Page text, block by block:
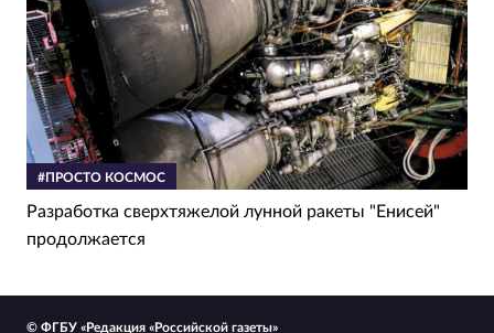
#ПРОСТО КОСМОС
Разработка сверхтяжелой лунной ракеты "Енисей"
продолжается
© ФГБУ «Редакция «Российской газеты»